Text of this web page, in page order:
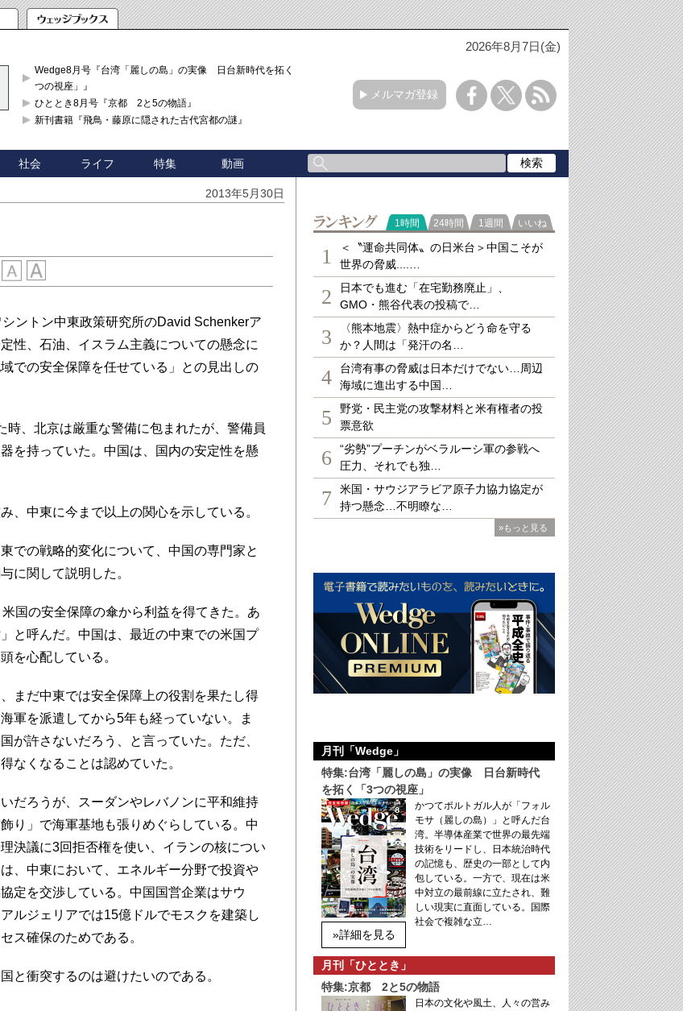
2026年8月7日(金)
Wedge8月号『台湾「麗しの島」の実像 日台新時代を拓く「3
つの視座」』
ひととき8月号『京都 2と5の物語』
新刊書籍『飛鳥・藤原に隠された古代宮都の謎』
メルマガ登録
社会 ライフ 特集 動画
2013年5月30日
ントン中東政策研究所のDavid Schenkerア
性、石油、イスラム主義についての懸念に
での安全保障を任せている」との見出しの
、北京は厳重な警備に包まれたが、警備員
を持っていた。中国は、国内の安定性を懸
中東に今まで以上の関心を示している。
での戦略的変化について、中国の専門家と
に関して説明した。
国の安全保障の傘から利益を得てきた。あ
と呼んだ。中国は、最近の中東での米国プ
を心配している。
まだ中東では安全保障上の役割を果たし得
軍を派遣してから5年も経っていない。ま
が許さないだろう、と言っていた。ただ、
なくなることは認めていた。
だろうが、スーダンやレバノンに平和維持
り」で海軍基地も張りめぐらしている。中
決議に3回拒否権を使い、イランの核につい
、中東において、エネルギー分野で投資や
定を交渉している。中国国営企業はサウ
ルジェリアでは15億ドルでモスクを建築し
ス確保のためである。
と衝突するのは避けたいのである。
ランキング
1時間 24時間 1週間 いいね
1
＜〝運命共同体〟の日米台＞中国こそが
世界の脅威....…
2
日本でも進む「在宅勤務廃止」、
GMO・熊谷代表の投稿で…
3
〈熊本地震〉熱中症からどう命を守る
か？人間は「発汗の名…
4
台湾有事の脅威は日本だけでない…周辺
海域に進出する中国…
5
野党・民主党の攻撃材料と米有権者の投
票意欲
6
“劣勢”プーチンがベラルーシ軍の参戦へ
圧力、それでも独…
7
米国・サウジアラビア原子力協力協定が
持つ懸念…不明瞭な…
»もっと見る
月刊「Wedge」
特集:台湾「麗しの島」の実像 日台新時代
を拓く「3つの視座」
»詳細を見る
かつてポルトガル人が「フォル
モサ（麗しの島）」と呼んだ台
湾。半導体産業で世界の最先端
技術をリードし、日本統治時代
の記憶も、歴史の一部として内
包している。一方で、現在は米
中対立の最前線に立たされ、難
しい現実に直面している。国際
社会で複雑な立…
月刊「ひととき」
特集:京都 2と5の物語
日本の文化や風土、人々の営み